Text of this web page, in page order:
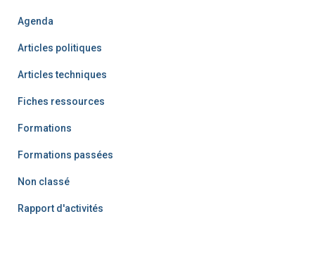
Agenda
Articles politiques
Articles techniques
Fiches ressources
Formations
Formations passées
Non classé
Rapport d'activités